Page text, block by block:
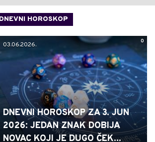
HOROSKOP
0
03.06.2026.
DNEVNI HOROSKOP ZA 3. JUN
2026: JEDAN ZNAK DOBIJA
NOVAC KOJI JE DUGO ČEK...